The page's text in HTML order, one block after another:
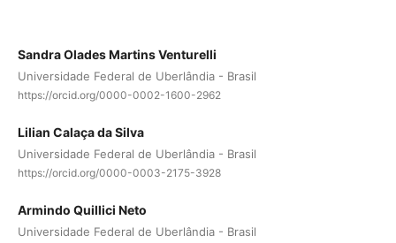
Sandra Olades Martins Venturelli
Universidade Federal de Uberlândia - Brasil
https://orcid.org/0000-0002-1600-2962
Lilian Calaça da Silva
Universidade Federal de Uberlândia - Brasil
https://orcid.org/0000-0003-2175-3928
Armindo Quillici Neto
Universidade Federal de Uberlândia - Brasil